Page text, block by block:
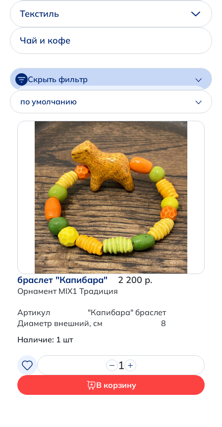
Написать нам в Телеграм
+7 (925) 294-91-85
,
+7 (926) 702-09-76
Текстиль
Чай и кофе
Скрыть фильтр
Артикул
Производитель
по умолчанию
браслет "Капибара"
Орнамент MIX1 Традиция
2 200 р.
Артикул
"Капибара" браслет
Диаметр внешний, см
8
Наличие: 1 шт
1
В корзину